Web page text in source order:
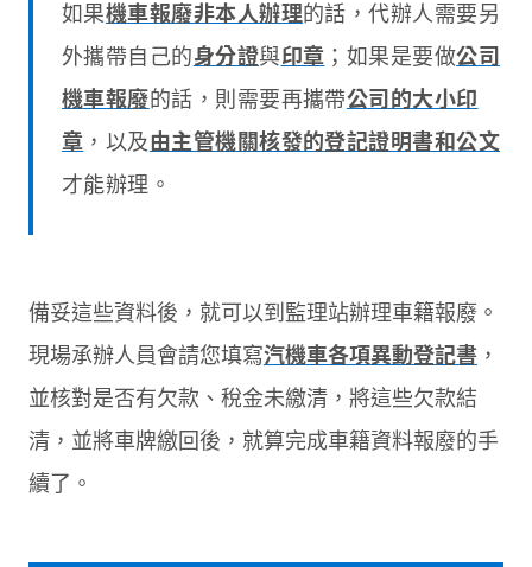
如果機車報廢非本人辦理的話，代辦人需要另
外攜帶自己的身分證與印章 ；如果是要做公司
機車報廢的話，則需要再攜帶公司的大小印
章 ，以及由主管機關核發的登記證明書和公文
才能辦理。
備妥這些資料後，就可以到監理站辦理車籍報廢。
現場承辦人員會請您填寫汽機車各項異動登記書 ，
並核對是否有欠款、稅金未繳清，將這些欠款結
清，並將車牌繳回後，就算完成車籍資料報廢的手
續了。